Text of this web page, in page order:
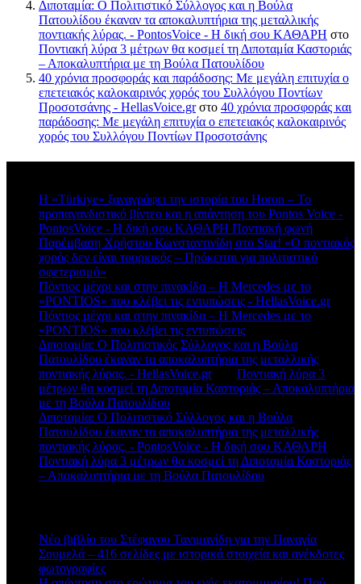
Διποταμία: Ο Πολιτιστικό Σύλλογος και η Βούλα
Πατουλίδου έκαναν τα αποκαλυπτήρια της μεταλλικής
ποντιακής λύρας. - PontosVoice - H δική σου ΚΑΘΑΡΗ στο
Ποντιακή λύρα 3 μέτρων θα κοσμεί τη Διποταμία Καστοριάς
– Αποκαλυπτήρια με τη Βούλα Πατουλίδου
40 χρόνια προσφοράς και παράδοσης: Με μεγάλη επιτυχία ο
επετειακός καλοκαιρινός χορός του Συλλόγου Ποντίων
Προσοτσάνης - HellasVoice.grστο 40 χρόνια προσφοράς και
παράδοσης: Με μεγάλη επιτυχία ο επετειακός καλοκαιρινός
χορός του Συλλόγου Ποντίων Προσοτσάνης
Η «Türkiye» ξαναγράφει την ιστορία του Horon – Το
προπαγανδιστικό βίντεο και η απάντηση του Pontos Voice -
PontosVoice - H δική σου ΚΑΘΑΡΗ Ποντιακή φωνή
Παρέμβαση Χρήστου Κωνσταντινίδη στο Star! «Ο ποντιακός
χορός δεν είναι τουρκικός – Πρόκειται για πολιτιστικό
σφετερισμό»
Πόντιος μέχρι και στην πινακίδα – Η Mercedes με το
«PONTIOS» που κλέβει τις εντυπώσεις - HellasVoice.grστο
Πόντιος μέχρι και στην πινακίδα – Η Mercedes με το
«PONTIOS» που κλέβει τις εντυπώσεις
Διποταμία: Ο Πολιτιστικός Σύλλογος και η Βούλα
Πατουλίδου έκαναν τα αποκαλυπτήρια της μεταλλικής
ποντιακής λύρας. - HellasVoice.grστο Ποντιακή λύρα 3
μέτρων θα κοσμεί τη Διποταμία Καστοριάς – Αποκαλυπτήρια
με τη Βούλα Πατουλίδου
Διποταμία: Ο Πολιτιστικό Σύλλογος και η Βούλα
Πατουλίδου έκαναν τα αποκαλυπτήρια της μεταλλικής
ποντιακής λύρας. - PontosVoice - H δική σου ΚΑΘΑΡΗ
Ποντιακή λύρα 3 μέτρων θα κοσμεί τη Διποταμία Καστοριάς
– Αποκαλυπτήρια με τη Βούλα Πατουλίδου
Νέο βιβλίο του Στέφανου Τανιμανίδη για την Παναγία
Σουμελά – 416 σελίδες με ιστορικά στοιχεία και ανέκδοτες
φωτογραφίες